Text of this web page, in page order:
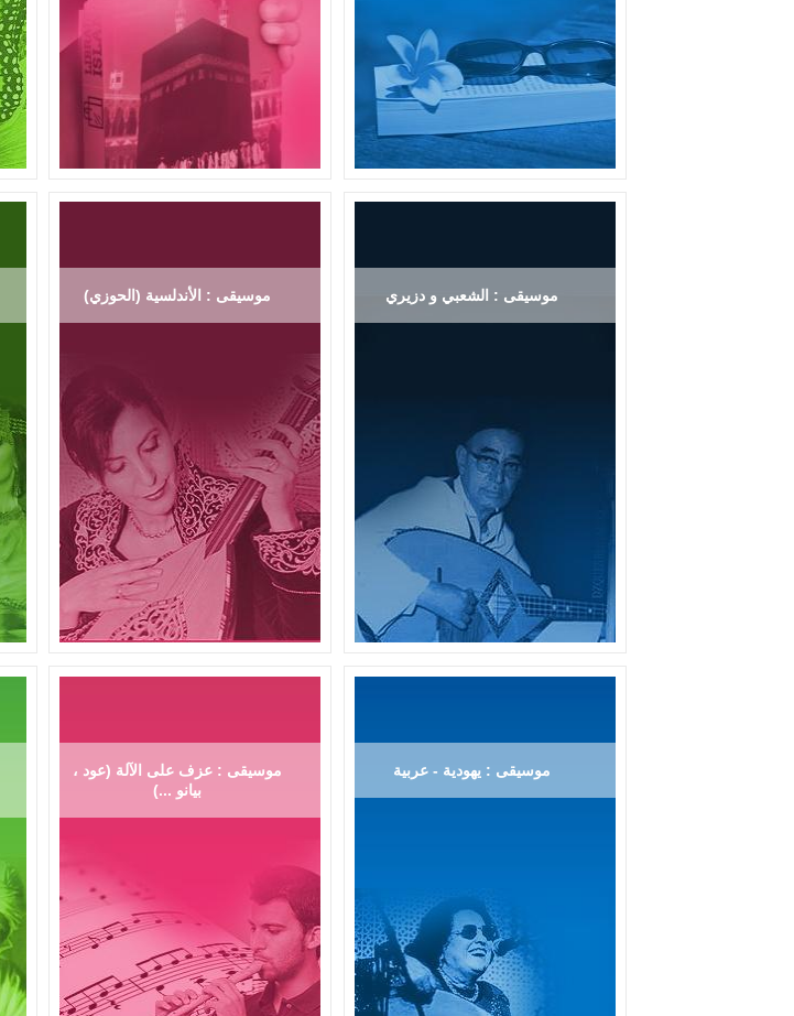
موسيقى : الأندلسية (الحوزي) موسيقى : الشعبي و دزيري
موسيقى : عزف على الآلة (عود ،
بيانو ...)
موسيقى : يهودية - عربية